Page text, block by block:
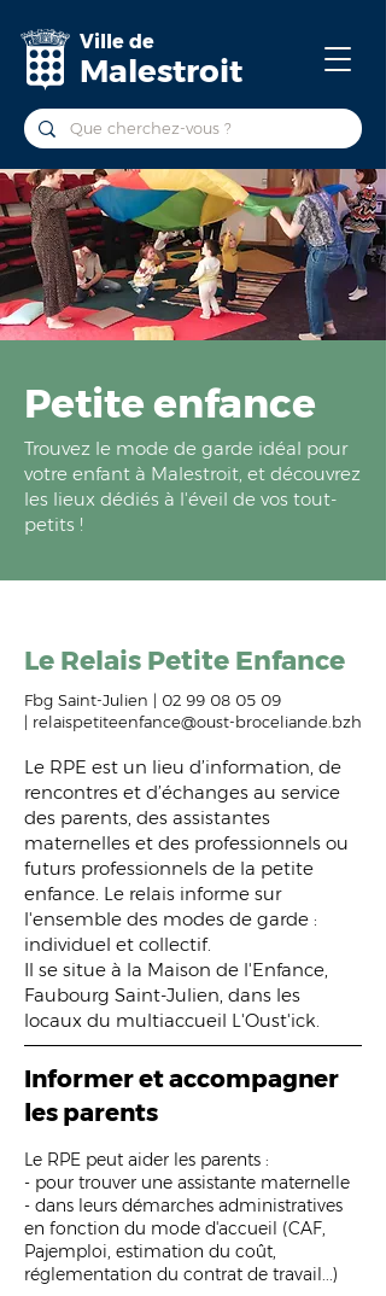
Ville de
Malestroit
Petite enfance
Trouvez le mode de garde idéal pour
votre enfant à Malestroit, et découvrez
les lieux dédiés à l'éveil de vos tout-
petits !
Le Relais Petite Enfance
Fbg Saint-Julien | 02 99 08 05 09
| relaispetiteenfance@oust-broceliande.bzh
Le RPE est un lieu d’information, de
rencontres et d’échanges au service
des parents, des assistantes
maternelles et des professionnels ou
futurs professionnels de la petite
enfance. Le relais informe sur
l'ensemble des modes de garde :
individuel et collectif.
Il se situe à la Maison de l'Enfance,
Faubourg Saint-Julien, dans les
locaux du multiaccueil L'Oust'ick.
Informer et accompagner
les parents
Le RPE peut aider les parents :
- pour trouver une assistante maternelle
- dans leurs démarches administratives
en fonction du mode d'accueil (CAF,
Pajemploi, estimation du coût,
réglementation du contrat de travail...)